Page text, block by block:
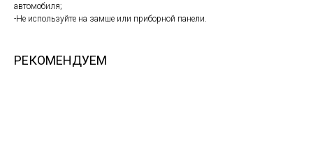
автомобиля;
-Не используйте на замше или приборной панели.
РЕКОМЕНДУЕМ